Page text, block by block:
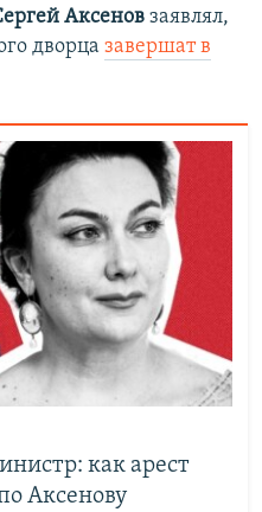
Аксенов заявлял,
дворца завершат в
как арест
Аксенову